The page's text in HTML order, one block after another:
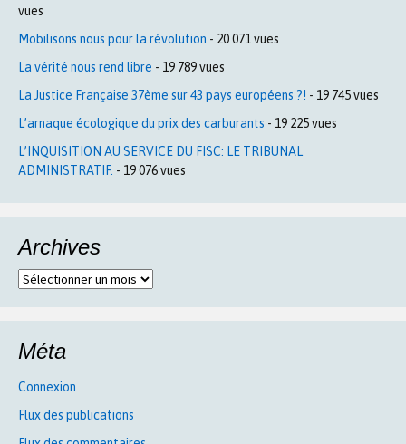
vues
Mobilisons nous pour la révolution - 20 071 vues
La vérité nous rend libre - 19 789 vues
La Justice Française 37ème sur 43 pays européens ?! - 19 745 vues
L’arnaque écologique du prix des carburants - 19 225 vues
L’INQUISITION AU SERVICE DU FISC: LE TRIBUNAL
ADMINISTRATIF. - 19 076 vues
Archives
Archives
Méta
Connexion
Flux des publications